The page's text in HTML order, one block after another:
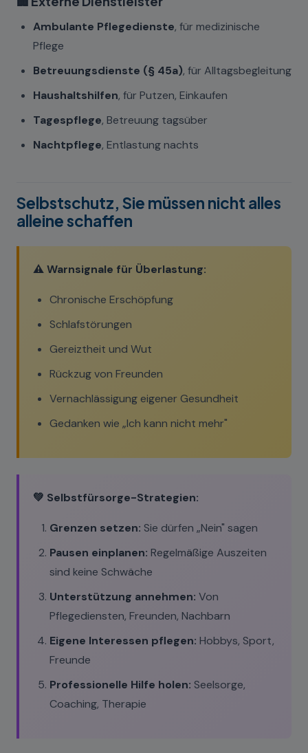
Ambulante Pflegedienste, für medizinische
Pflege
Betreuungsdienste (§ 45a), für Alltagsbegleitung
Haushaltshilfen, für Putzen, Einkaufen
Tagespflege, Betreuung tagsüber
Nachtpflege, Entlastung nachts
Selbstschutz, Sie müssen nicht alles
alleine schaffen
⚠️ Warnsignale für Überlastung:
Chronische Erschöpfung
Schlafstörungen
Gereiztheit und Wut
Rückzug von Freunden
Vernachlässigung eigener Gesundheit
Gedanken wie „Ich kann nicht mehr"
💚 Selbstfürsorge-Strategien:
Grenzen setzen: Sie dürfen „Nein" sagen
Pausen einplanen: Regelmäßige Auszeiten
sind keine Schwäche
Unterstützung annehmen: Von
Pflegediensten, Freunden, Nachbarn
Eigene Interessen pflegen: Hobbys, Sport,
Freunde
Professionelle Hilfe holen: Seelsorge,
Coaching, Therapie